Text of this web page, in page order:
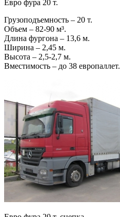
Евро фура 20 т.
Грузоподъемность – 20 т.
Объем – 82-90 м³.
Длина фургона – 13,6 м.
Ширина – 2,45 м.
Высота – 2,5-2,7 м.
Вместимость – до 38 европаллет.